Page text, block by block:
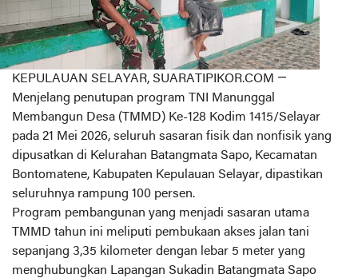
KEPULAUAN SELAYAR, SUARATIPIKOR.COM —
Menjelang penutupan program TNI Manunggal
Membangun Desa (TMMD) Ke-128 Kodim 1415/Selayar
pada 21 Mei 2026, seluruh sasaran fisik dan nonfisik yang
dipusatkan di Kelurahan Batangmata Sapo, Kecamatan
Bontomatene, Kabupaten Kepulauan Selayar, dipastikan
seluruhnya rampung 100 persen.
Program pembangunan yang menjadi sasaran utama
TMMD tahun ini meliputi pembukaan akses jalan tani
sepanjang 3,35 kilometer dengan lebar 5 meter yang
menghubungkan Lapangan Sukadin Batangmata Sapo